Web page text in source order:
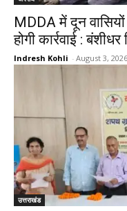
MDDA में दून
होगी कार्रवाई : बंशीधर
Indresh Kohli - August 3, 2026
उत्तराखंड